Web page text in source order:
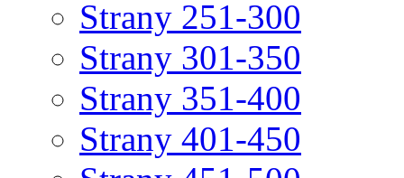
Strany 251-300
Strany 301-350
Strany 351-400
Strany 401-450